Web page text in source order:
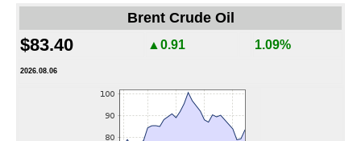
Brent Crude Oil
$83.40 ▲0.91 1.09%
2026.08.06